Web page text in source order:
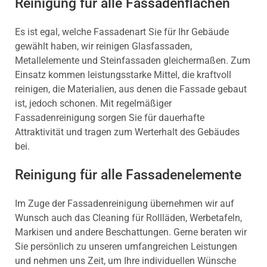
Reinigung für alle Fassadenflächen
Es ist egal, welche Fassadenart Sie für Ihr Gebäude
gewählt haben, wir reinigen Glasfassaden,
Metallelemente und Steinfassaden gleichermaßen. Zum
Einsatz kommen leistungsstarke Mittel, die kraftvoll
reinigen, die Materialien, aus denen die Fassade gebaut
ist, jedoch schonen. Mit regelmäßiger
Fassadenreinigung sorgen Sie für dauerhafte
Attraktivität und tragen zum Werterhalt des Gebäudes
bei.
Reinigung für alle Fassadenelemente
Im Zuge der Fassadenreinigung übernehmen wir auf
Wunsch auch das Cleaning für Rollläden, Werbetafeln,
Markisen und andere Beschattungen. Gerne beraten wir
Sie persönlich zu unseren umfangreichen Leistungen
und nehmen uns Zeit, um Ihre individuellen Wünsche